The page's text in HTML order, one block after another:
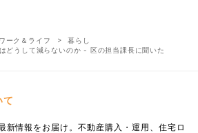
ワーク＆ライフ
暮らし
どうして減らないのか - 区の担当課長に聞いた
て
新情報をお届け。不動産購入・運用、住宅ロ